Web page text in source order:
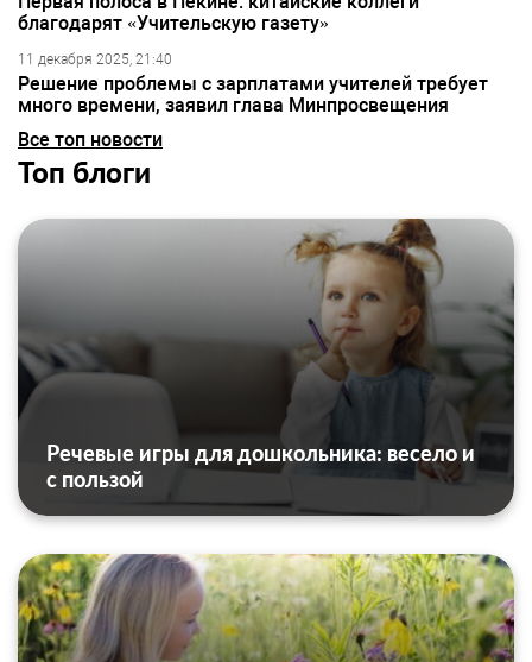
благодарят «Учительскую газету»
11 декабря 2025, 21:40
Решение проблемы с зарплатами учителей требует
много времени, заявил глава Минпросвещения
Все топ новости
Топ блоги
Речевые игры для дошкольника: весело и
с пользой